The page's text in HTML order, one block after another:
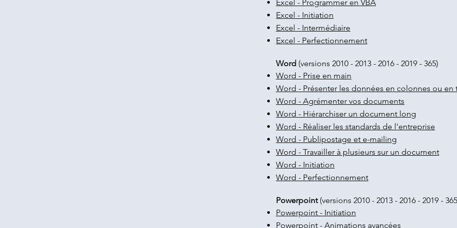
Excel - Programmer en VBA
Excel - Initiation
Excel - Intermédiaire
Excel - Perfectionnement
Word (versions 2010 - 2013 - 2016 - 2019 - 365)
Word - Prise en main
Word - Présenter les données en colonnes ou en
Word - Agrémenter vos documents
Word - Hiérarchiser un document long
Word - Réaliser les standards de l'entreprise
Word - Publipostage et e-mailing
Word - Travailler à plusieurs sur un document
Word - Initiation
Word - Perfectionnement
Powerpoint (versions 2010 - 2013 - 2016 - 2019 -
Powerpoint - Initiation
Powerpoint - Animations avancées